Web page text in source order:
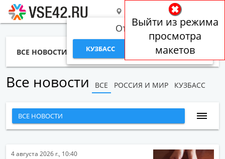
Выйти из режима
просмотра
макетов
РОССИЯ И МИР
Откуда вы?
КУЗБАСС РОССИЯ И МИР
ВСЕ НОВОСТИ СТАТЬИ ТЕМЫ ФОТО
Все новости ВСЕ РОССИЯ И МИР КУЗБАСС
ВСЕ НОВОСТИ
НАРОДНЫЕ НОВОСТИ
НОВОСТИ С ВИДЕО
4 августа 2026 г., 10:40